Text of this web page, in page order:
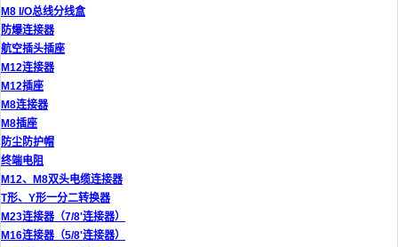
M8 I/O总线分线盒
防爆连接器
航空插头插座
M12连接器
M12插座
M8连接器
M8插座
防尘防护帽
终端电阻
M12、M8双头电缆连接器
T形、Y形一分二转换器
M23连接器（7/8'连接器）
M16连接器（5/8'连接器）